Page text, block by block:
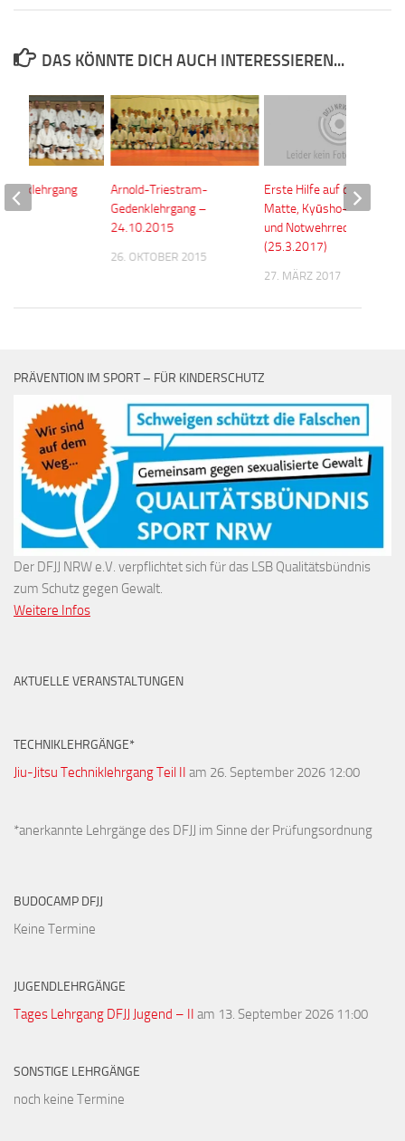
DAS KÖNNTE DICH AUCH INTERESSIEREN...
Arnold-Triestram-
Gedenklehrgang –
24.10.2015
26. OKTOBER 2015
Erste Hilfe auf der
Matte, Kyūsho-Punkte
und Notwehrrecht
(25.3.2017)
27. MÄRZ 2017
PRÄVENTION IM SPORT – FÜR KINDERSCHUTZ
Der DFJJ NRW e.V. verpflichtet sich für das LSB Qualitätsbündnis
zum Schutz gegen Gewalt.
Weitere Infos
AKTUELLE VERANSTALTUNGEN
TECHNIKLEHRGÄNGE*
Jiu-Jitsu Techniklehrgang Teil II am 26. September 2026 12:00
*anerkannte Lehrgänge des DFJJ im Sinne der Prüfungsordnung
BUDOCAMP DFJJ
Keine Termine
JUGENDLEHRGÄNGE
Tages Lehrgang DFJJ Jugend – II am 13. September 2026 11:00
SONSTIGE LEHRGÄNGE
noch keine Termine